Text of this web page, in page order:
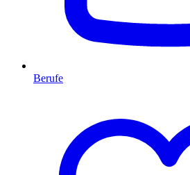
Berufe